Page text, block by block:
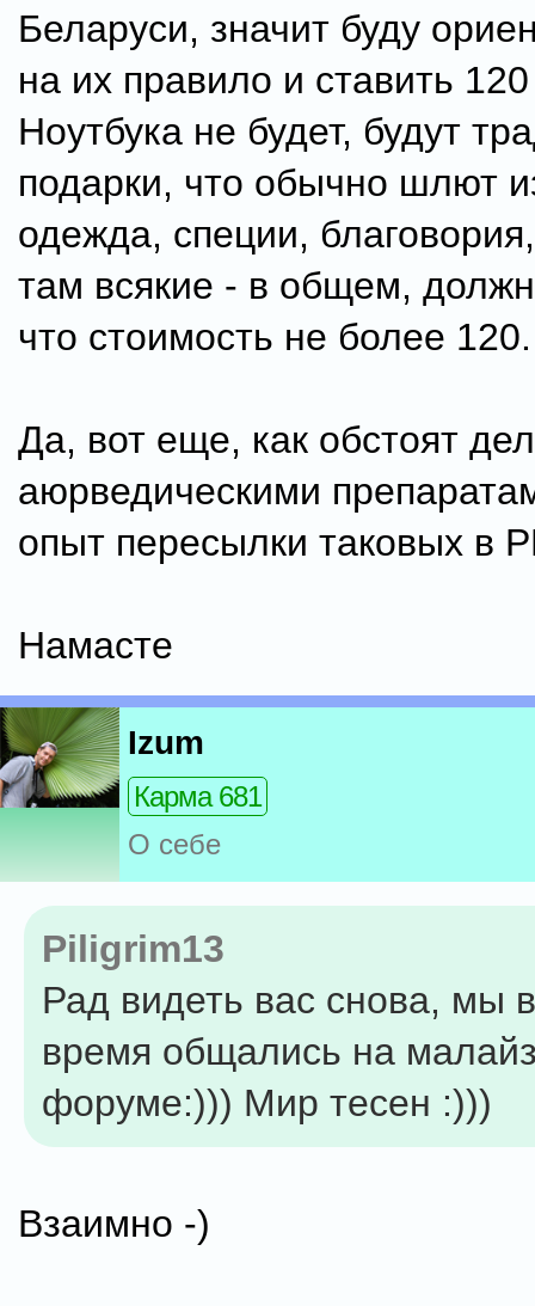
Беларуси, значит буду
на их правило и ставить
Ноутбука не будет, будут
подарки, что обычно шлют
одежда, специи,
там всякие - в общем,
что стоимость не более 120.
Да, вот еще, как обстоят
аюрведическими
опыт пересылки таковых в
Намасте
Izum
Карма 681
О себе
Piligrim13
Рад видеть вас снова, мы
время общались на
форуме:))) Мир тесен :)))
Взаимно -)